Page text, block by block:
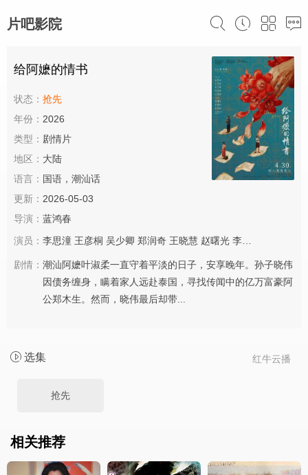
片吧影院
给阿嬷的情书
状态： 抢先
年份： 2026
类型： 剧情片
地区： 大陆
语言： 国语，潮汕话
更新： 2026-05-03
导演： 蓝鸿春
演员： 李思潼 王彦桐 吴少卿 郑润奇 王晓慧 赵曙光 李德如
剧情： 潮汕阿嬷叶淑柔一直守着平淡的日子，安享晚年。孙子晓伟
因债务缠身，瞒着家人远赴泰国，寻找传闻中的亿万富豪阿
公郑木生。然而，晓伟最后却带...
红牛云播
选集
抢先
相关推荐